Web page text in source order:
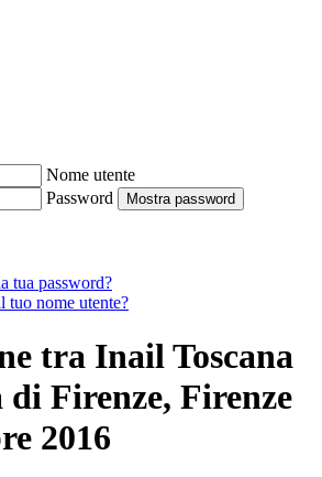
Nome utente
Password
Mostra password
tua password?
tuo nome utente?
tra Inail Toscana
di Firenze, Firenze
2016